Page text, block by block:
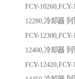
FCY-
12280,冷却器
FCY-
12400,冷却器
FCY-